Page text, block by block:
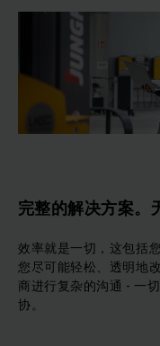
完整的解决方案。
效率就是一切，这包括
您尽可能轻松、透明地
商进行复杂的沟通 - 一
协。